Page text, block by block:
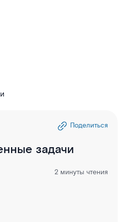
Поделиться
задачи
2 минуты чтения